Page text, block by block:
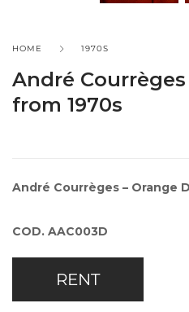
HOME 1970S
André
from 1970s
André Courrèges – Orange
COD. AAC003D
RENT